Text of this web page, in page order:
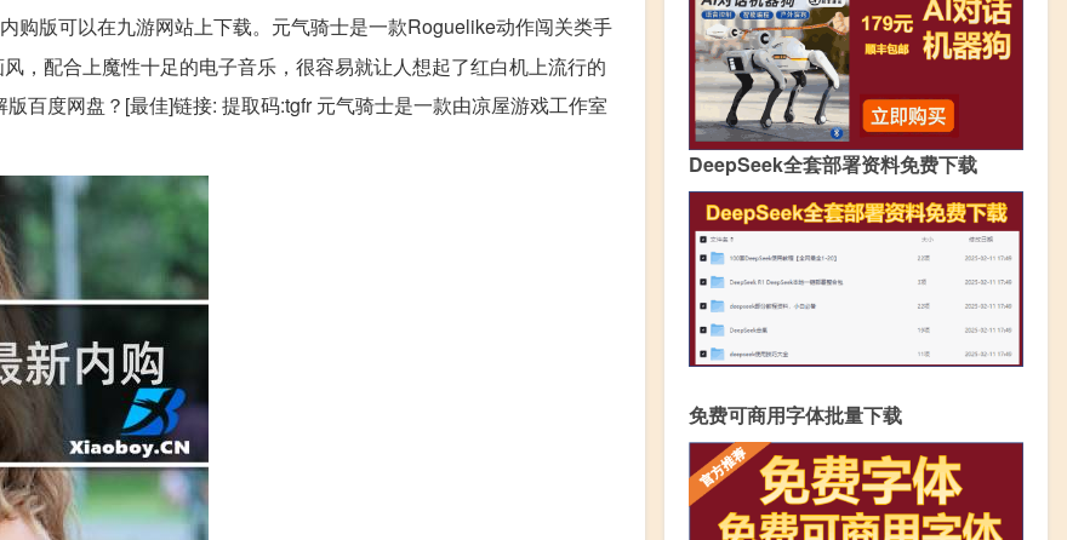
购版可以在九游网站上下载。元气骑士是一款Roguelike动作闯关类手
，配合上魔性十足的电子音乐，很容易就让人想起了红白机上流行的
百度网盘？[最佳]链接: 提取码:tgfr 元气骑士是一款由凉屋游戏工作室
DeepSeek全套部署资料免费下载
免费可商用字体批量下载